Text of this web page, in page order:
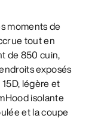
moments de
tout en
de 850 cuin,
exposés
légère et
isolante
et la coupe